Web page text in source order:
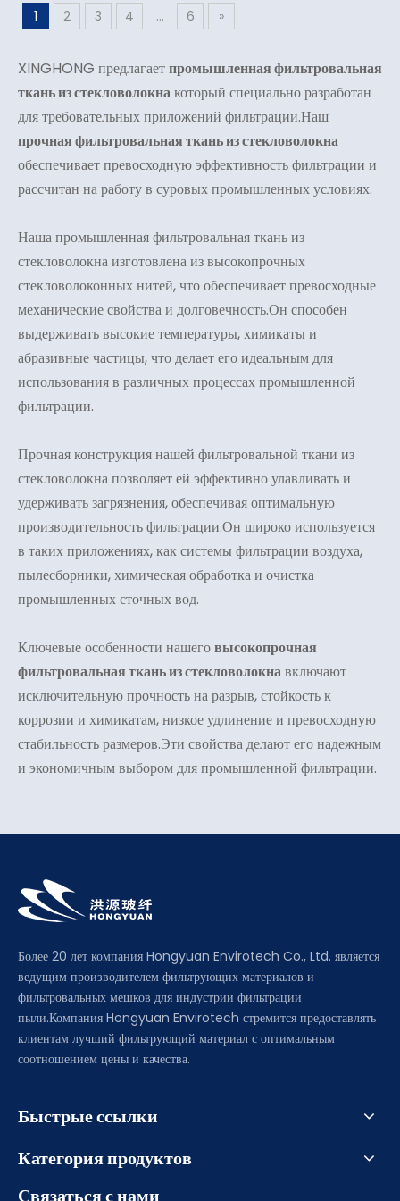
1 2 3 4 ... 6 »
XINGHONG предлагаетпромышленная фильтровальная
ткань из стекловолокнакоторый специально разработан
для требовательных приложений фильтрации.Наш
прочная фильтровальная ткань из стекловолокна
обеспечивает превосходную эффективность фильтрации и
рассчитан на работу в суровых промышленных условиях.
Наша промышленная фильтровальная ткань из
стекловолокна изготовлена ​​из высокопрочных
стекловолоконных нитей, что обеспечивает превосходные
механические свойства и долговечность.Он способен
выдерживать высокие температуры, химикаты и
абразивные частицы, что делает его идеальным для
использования в различных процессах промышленной
фильтрации.
Прочная конструкция нашей фильтровальной ткани из
стекловолокна позволяет ей эффективно улавливать и
удерживать загрязнения, обеспечивая оптимальную
производительность фильтрации.Он широко используется
в таких приложениях, как системы фильтрации воздуха,
пылесборники, химическая обработка и очистка
промышленных сточных вод.
Ключевые особенности нашеговысокопрочная
фильтровальная ткань из стекловолокнавключают
исключительную прочность на разрыв, стойкость к
коррозии и химикатам, низкое удлинение и превосходную
стабильность размеров.Эти свойства делают его надежным
и экономичным выбором для промышленной фильтрации.
Более 20 лет компания Hongyuan Envirotech Co., Ltd. является
ведущим производителем фильтрующих материалов и
фильтровальных мешков для индустрии фильтрации
пыли.Компания Hongyuan Envirotech стремится предоставлять
клиентам лучший фильтрующий материал с оптимальным
соотношением цены и качества.
Быстрые ссылки
Категория продуктов
Связаться с нами